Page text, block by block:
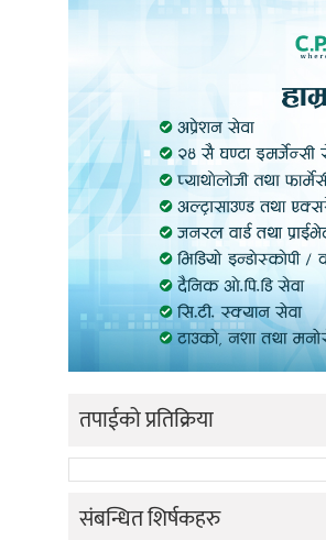
तपाईको प्रतिक्रिया
संबन्धित शिर्षकहरु